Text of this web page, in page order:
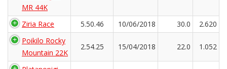
MR 44K
Ziria Race 5.50.46 10/06/2018 30.0
2.620
Poikilo Rocky
Mountain 22K
2.54.25 15/04/2018 22.0 1.052